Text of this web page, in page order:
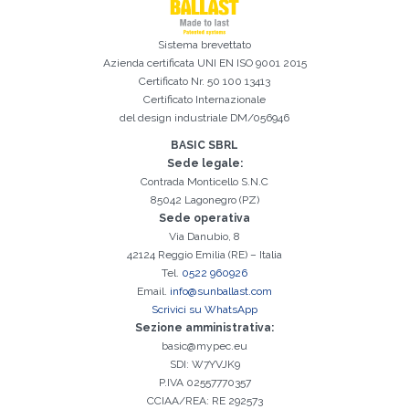
Sistema brevettato
Azienda certificata UNI EN ISO 9001 2015
Certificato Nr. 50 100 13413
Certificato Internazionale
del design industriale DM/056946
BASIC SBRL
Sede legale:
Contrada Monticello S.N.C
85042 Lagonegro (PZ)
Sede operativa
Via Danubio, 8
42124 Reggio Emilia (RE) – Italia
Tel. 0522 960926
Email. info@sunballast.com
Scrivici su WhatsApp
Sezione amministrativa:
basic@mypec.eu
SDI: W7YVJK9
P.IVA 02557770357
CCIAA/REA: RE 292573